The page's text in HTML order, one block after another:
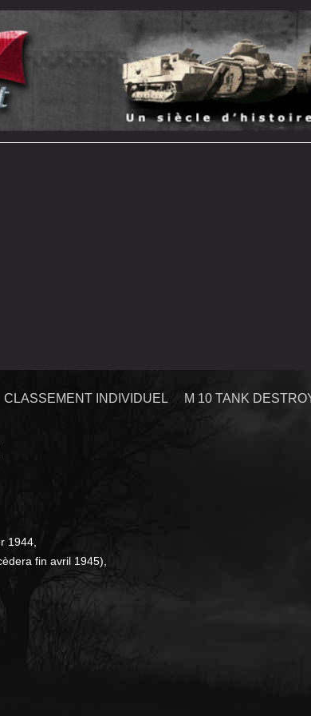
CLASSEMENT INDIVIDUEL M 10 TANK
1944,
fin avril 1945),